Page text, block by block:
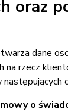
oraz
dane
na rzecz
o